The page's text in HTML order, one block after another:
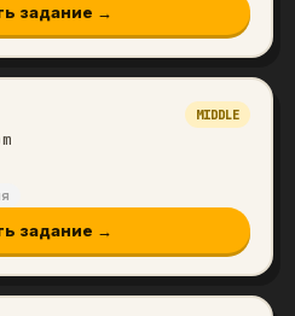
задание →
MIDDLE
задание →